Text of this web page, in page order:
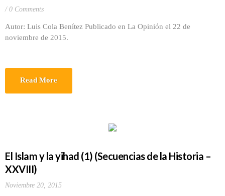
0 Comments
Autor: Luis Cola Benítez Publicado en La Opinión el 22 de
noviembre de 2015.
Read More
El Islam y la yihad (1) (Secuencias de la Historia –
XXVIII)
Noviembre 20, 2015